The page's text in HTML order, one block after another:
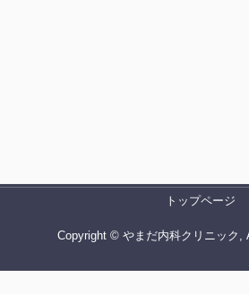
トップページ
Copyright © やまだ内科クリニック,